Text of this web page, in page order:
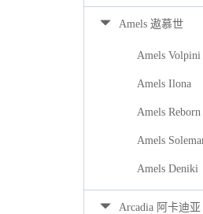
Amels 遨慕世
Amels Volpini
Amels Ilona
Amels
Amels
Amels Deniki
Arcadia 阿卡迪亚